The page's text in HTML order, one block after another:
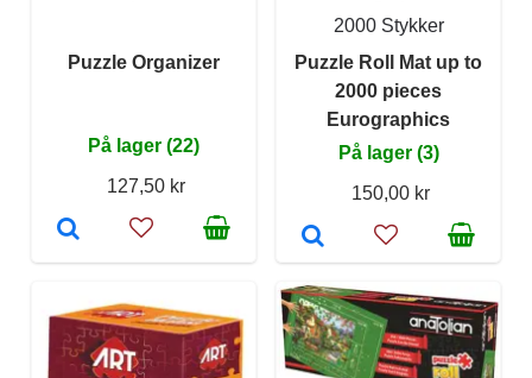
Puzzle Organizer
På lager (22)
127,50 kr
2000 Stykker
Puzzle Roll Mat up to
2000 pieces
Eurographics
På lager (3)
150,00 kr